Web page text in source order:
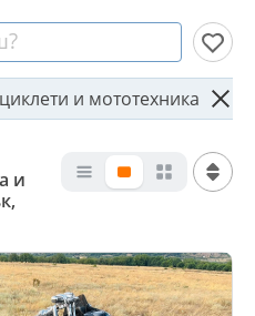
и мототехника
и